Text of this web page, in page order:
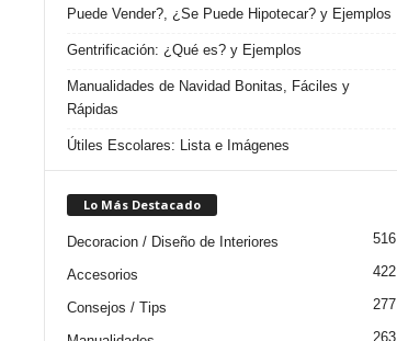
Puede Vender?, ¿Se Puede Hipotecar? y Ejemplos
Gentrificación: ¿Qué es? y Ejemplos
Manualidades de Navidad Bonitas, Fáciles y
Rápidas
Útiles Escolares: Lista e Imágenes
Lo Más Destacado
Decoracion / Diseño de Interiores 516
Accesorios 422
Consejos / Tips 277
263